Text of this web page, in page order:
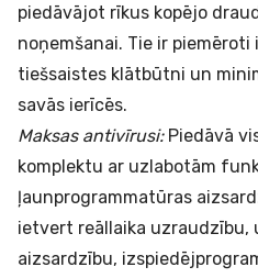
piedāvājot rīkus kopējo
noņemšanai. Tie ir
tiešsaistes klātbūtni un
savās ierīcēs.
Maksas antivīrusi: Piedāvā
komplektu ar uzlabotām
ļaunprogrammatūras
ietvert reāllaika uzraudzību,
aizsardzību,